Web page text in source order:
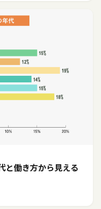
と働き方から見える